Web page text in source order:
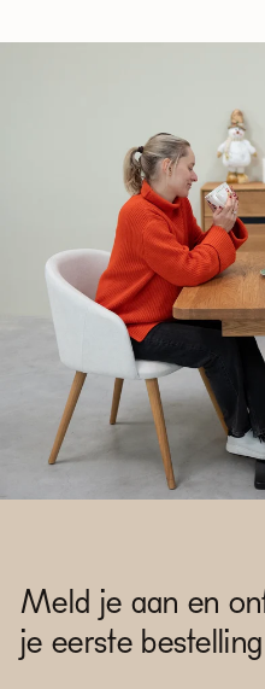
Meld je aan en
je eerste bestelling